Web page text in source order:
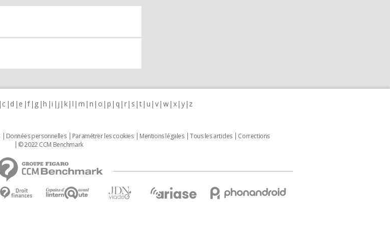
c d e f g h i j k l m n o p q r s t u v w x y z
Données personnelles Paramétrer les cookies Mentions légales Tous les articles
Corrections
© 2022 CCM Benchmark